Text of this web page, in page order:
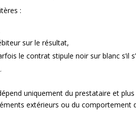
:
sur le résultat,
le contrat stipule noir sur blanc s’il
uniquement du prestataire et
extérieurs ou du